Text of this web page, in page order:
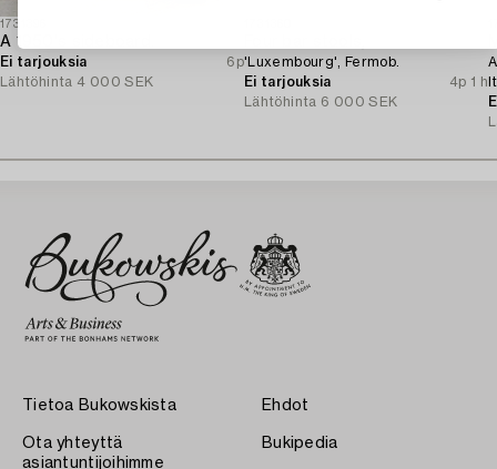
1731396
A 1950's sideboard.
Ei tarjouksia
6p
Lähtöhinta 4 000 SEK
'Luxembourg', Fermob.
Ei tarjouksia
4p 1 h
Lähtöhinta 6 000 SEK
Tietoa Bukowskista
Ota yhteyttä
asiantuntijoihimme
Ehdot
Bukipedia